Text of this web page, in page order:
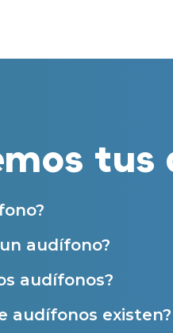
tus
audífono?
audífonos?
audífonos existen?